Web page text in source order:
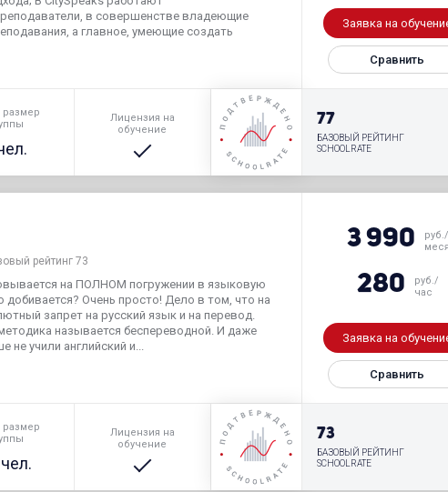
в совершенстве владеющие
а главное, умеющие создать
размер
Лицензия на
обучение
Заявка на
Сравнить
77
БАЗОВЫЙ РЕЙТИНГ
SCHOOLRATE
рейтинг 73
на ПОЛНОМ погружении в языковую
добивается? Очень просто! Дело в том, что на
запрет на русский язык и на перевод.
называется беспереводной. И даже
не учили английский и...
размер
Лицензия на
обучение
3 990
руб./
280
руб./
час
Заявка на
Сравнить
73
БАЗОВЫЙ РЕЙТИНГ
SCHOOLRATE